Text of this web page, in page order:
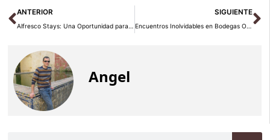
Ant
ANTERIOR
Alfresco Stays: Una Oportunidad para Propietarios de Alojamientos en Benalmádena
SIGUIENTE
Encuentros Inolvidables en Bodegas Obergo: Eventos que Deleitarán a tus Clientes
Angel